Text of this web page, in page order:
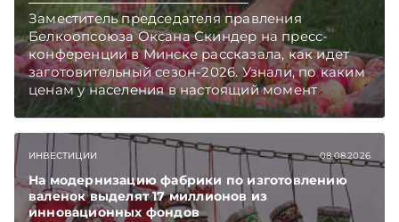
Заместитель председателя правления
Белкоопсоюза Оксана Скиндер на пресс-
конференции в Минске рассказала, как идет
заготовительный сезон-2026. Узнали, по каким
ценам у населения в настоящий момент
закупают продукцию, сколько
как изменились правила игры в текущем году.
Подписывайтесь на Telegram‑канал и Viber.
Главное об экономике Беларуси — раньше,
чем в новостях TelegramViber
ИНВЕСТИЦИИ 08.08.2026
На модернизацию фабрики по изготовлению
валенок выделят 17 миллионов из
инновационных фондов